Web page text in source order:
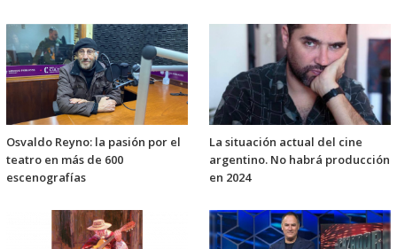
Osvaldo Reyno: la pasión por el
teatro en más de 600
escenografías
La situación actual del cine
argentino. No habrá producción
en 2024